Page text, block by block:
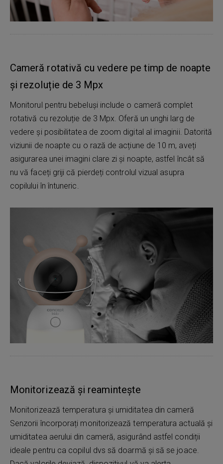
Cameră rotativă cu vedere pe timp de noapte
și rezoluție de 3 Mpx
Monitorul pentru bebeluși include o cameră complet
rotativă cu rezoluție de 3 Mpx. Oferă un unghi larg de
vedere și posibilitatea de zoom digital al imaginii. Datorită
viziunii de noapte cu o rază de acțiune de 10 m, aveți
asigurarea unei imagini clare zi și noapte, astfel încât să
nu vă faceți griji că pierdeți controlul vizual asupra
copilului în întuneric.
Monitorizează și reamintește
Monitorizează temperatura și umiditatea din cameră
Senzorii încorporați monitorizează temperatura actuală și
umiditatea aerului din cameră, asigurând astfel condiții
ideale pentru ca copilul dvs să doarmă și să se joace.